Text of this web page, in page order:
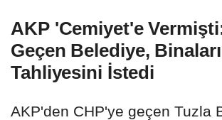
AKP 'Cemiyet'e
Geçen Belediye,
Tahliyesini İstedi
AKP'den CHP'ye geçen Tuzla